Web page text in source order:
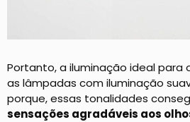
Portanto, a iluminação ideal para
as lâmpadas com iluminação
porque, essas tonalidades
sensações agradáveis aos